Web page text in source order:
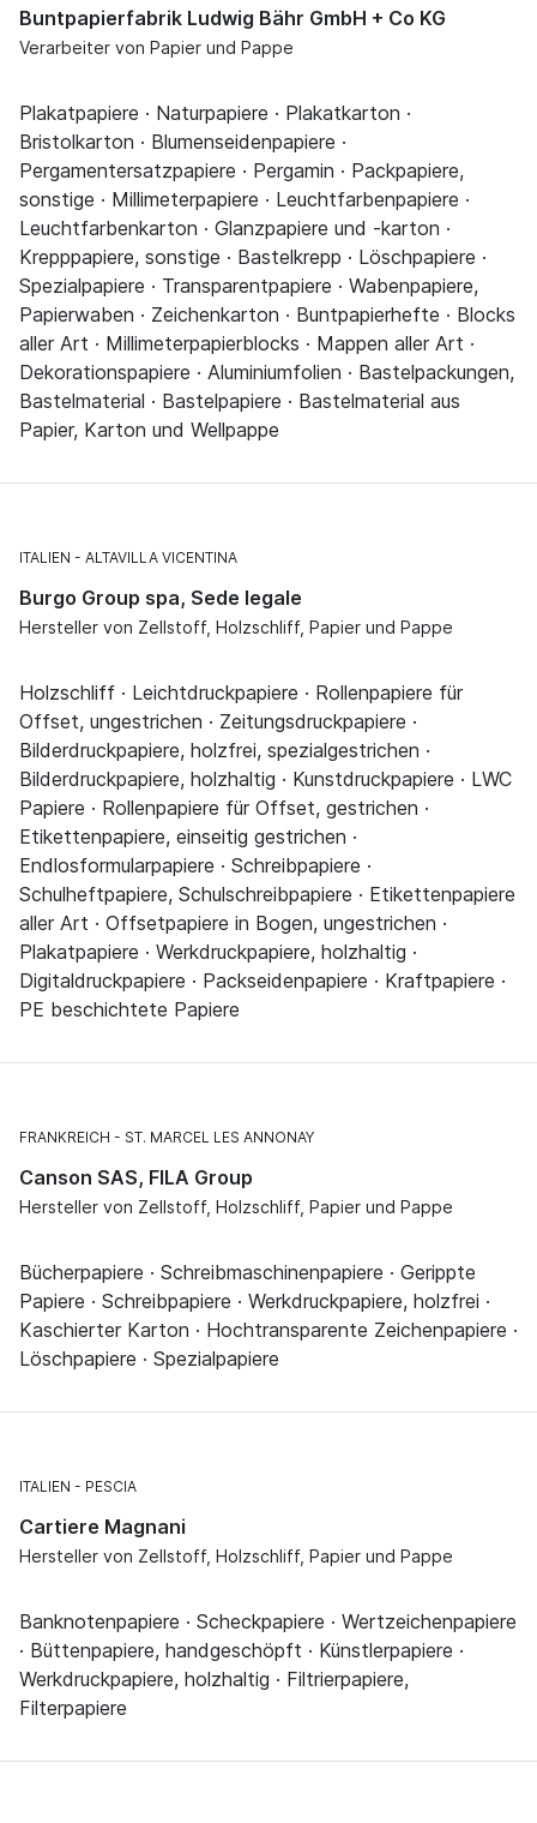
Buntpapierfabrik Ludwig Bähr GmbH + Co KG
Verarbeiter von Papier und Pappe
Plakatpapiere · Naturpapiere · Plakatkarton ·
Bristolkarton · Blumenseidenpapiere ·
Pergamentersatzpapiere · Pergamin · Packpapiere,
sonstige · Millimeterpapiere · Leuchtfarbenpapiere ·
Leuchtfarbenkarton · Glanzpapiere und -karton ·
Krepppapiere, sonstige · Bastelkrepp · Löschpapiere ·
Spezialpapiere · Transparentpapiere · Wabenpapiere,
Papierwaben · Zeichenkarton · Buntpapierhefte · Blocks
aller Art · Millimeterpapierblocks · Mappen aller Art ·
Dekorationspapiere · Aluminiumfolien · Bastelpackungen,
Bastelmaterial · Bastelpapiere · Bastelmaterial aus
Papier, Karton und Wellpappe
ITALIEN ALTAVILLA VICENTINA
Burgo Group spa, Sede legale
Hersteller von Zellstoff, Holzschliff, Papier und Pappe
Holzschliff · Leichtdruckpapiere · Rollenpapiere für
Offset, ungestrichen · Zeitungsdruckpapiere ·
Bilderdruckpapiere, holzfrei, spezialgestrichen ·
Bilderdruckpapiere, holzhaltig · Kunstdruckpapiere · LWC
Papiere · Rollenpapiere für Offset, gestrichen ·
Etikettenpapiere, einseitig gestrichen ·
Endlosformularpapiere · Schreibpapiere ·
Schulheftpapiere, Schulschreibpapiere · Etikettenpapiere
aller Art · Offsetpapiere in Bogen, ungestrichen ·
Plakatpapiere · Werkdruckpapiere, holzhaltig ·
Digitaldruckpapiere · Packseidenpapiere · Kraftpapiere ·
PE beschichtete Papiere
FRANKREICH ST. MARCEL LES ANNONAY
Canson SAS, FILA Group
Hersteller von Zellstoff, Holzschliff, Papier und Pappe
Bücherpapiere · Schreibmaschinenpapiere · Gerippte
Papiere · Schreibpapiere · Werkdruckpapiere, holzfrei ·
Kaschierter Karton · Hochtransparente Zeichenpapiere ·
Löschpapiere · Spezialpapiere
ITALIEN PESCIA
Cartiere Magnani
Hersteller von Zellstoff, Holzschliff, Papier und Pappe
Banknotenpapiere · Scheckpapiere · Wertzeichenpapiere
· Büttenpapiere, handgeschöpft · Künstlerpapiere ·
Werkdruckpapiere, holzhaltig · Filtrierpapiere,
Filterpapiere